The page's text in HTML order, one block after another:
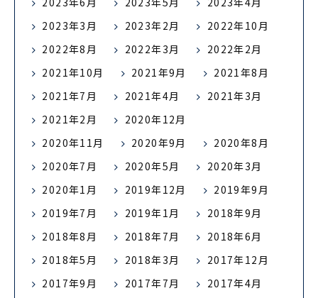
2023年3月
2023年2月
2022年10月
2022年8月
2022年3月
2022年2月
2021年10月
2021年9月
2021年8月
2021年7月
2021年4月
2021年3月
2021年2月
2020年12月
2020年11月
2020年9月
2020年8月
2020年7月
2020年5月
2020年3月
2020年1月
2019年12月
2019年9月
2019年7月
2019年1月
2018年9月
2018年8月
2018年7月
2018年6月
2018年5月
2018年3月
2017年12月
2017年9月
2017年7月
2017年4月